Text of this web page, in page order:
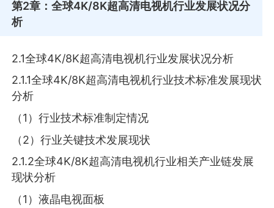
第2章 ：全球4K/8K超高清电视机行业发展状况分
析
2.1全球4K/8K超高清电视机行业发展状况分析
2.1.1全球4K/8K超高清电视机行业技术标准发展现状
分析
（1）行业技术标准制定情况
（2）行业关键技术发展现状
2.1.2全球4K/8K超高清电视机行业相关产业链发展
现状分析
（1）液晶电视面板